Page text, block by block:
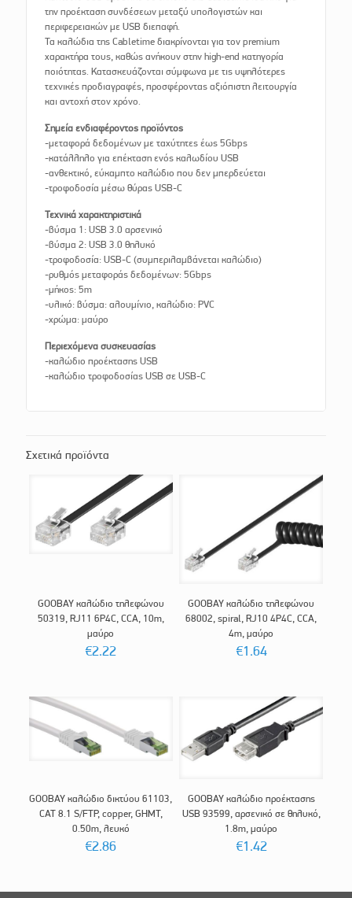
την προέκταση συνδέσεων μεταξύ υπολογιστών και
περιφερειακών με USB διεπαφή.
Τα καλώδια της Cabletime διακρίνονται για τον premium
χαρακτήρα τους, καθώς ανήκουν στην high-end κατηγορία
ποιότητας. Κατασκευάζονται σύμφωνα με τις υψηλότερες
τεχνικές προδιαγραφές, προσφέροντας αξιόπιστη λειτουργία
και αντοχή στον χρόνο.
Σημεία ενδιαφέροντος προϊόντος
-μεταφορά δεδομένων με ταχύτητες έως 5Gbps
-κατάλληλο για επέκταση ενός καλωδίου USB
-ανθεκτικό, εύκαμπτο καλώδιο που δεν μπερδεύεται
-τροφοδοσία μέσω θύρας USB-C
Τεχνικά χαρακτηριστικά
-βύσμα 1: USB 3.0 αρσενικό
-βύσμα 2: USB 3.0 θηλυκό
-τροφοδοσία: USB-C (συμπεριλαμβάνεται καλώδιο)
-ρυθμός μεταφοράς δεδομένων: 5Gbps
-μήκος: 5m
-υλικό: βύσμα: αλουμίνιο, καλώδιο: PVC
-χρώμα: μαύρο
Περιεχόμενα συσκευασίας
-καλώδιο προέκτασης USB
-καλώδιο τροφοδοσίας USB σε USB-C
Σχετικά προϊόντα
GOOBAY καλώδιο τηλεφώνου
50319, RJ11 6P4C, CCA, 10m,
μαύρο
€2.22
GOOBAY καλώδιο τηλεφώνου
68002, spiral, RJ10 4P4C, CCA,
4m, μαύρο
€1.64
GOOBAY καλώδιο δικτύου 61103,
CAT 8.1 S/FTP, copper, GHMT,
0.50m, λευκό
€2.86
GOOBAY καλώδιο προέκτασης
USB 93599, αρσενικό σε θηλυκό,
1.8m, μαύρο
€1.42